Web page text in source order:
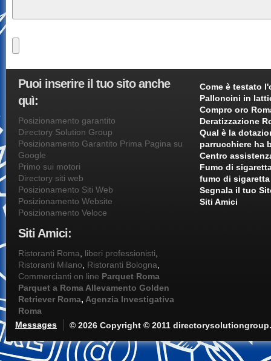
Puoi inserire il tuo sito anche
quì:
Posizionamento garantito
Directory Solution Group
Posizionamento Garantito Prima Pagina su
Google
Primo sui motori
Directory siti web
Posizionamento Siti Web
Posizionamento Website
Posizionamento Veloce
Siti Amici:
Ristoranti Roma liberi professionisti
Ristoranti Milano
Ristoranti Bologna
Commercianti on line Parquet Roma
Parquet a Roma Allevamento Golden
Retriever Roma, Agenzia Investigativa
Roma
Come è testato
Palloncini in
Compro oro
Deratizzazione
Qual è la
parrucchiere ha
Centro
Fumo di
fumo di sigaretta
Segnala il tuo
Siti Amici
Messages © 2026 Copyright © 2011